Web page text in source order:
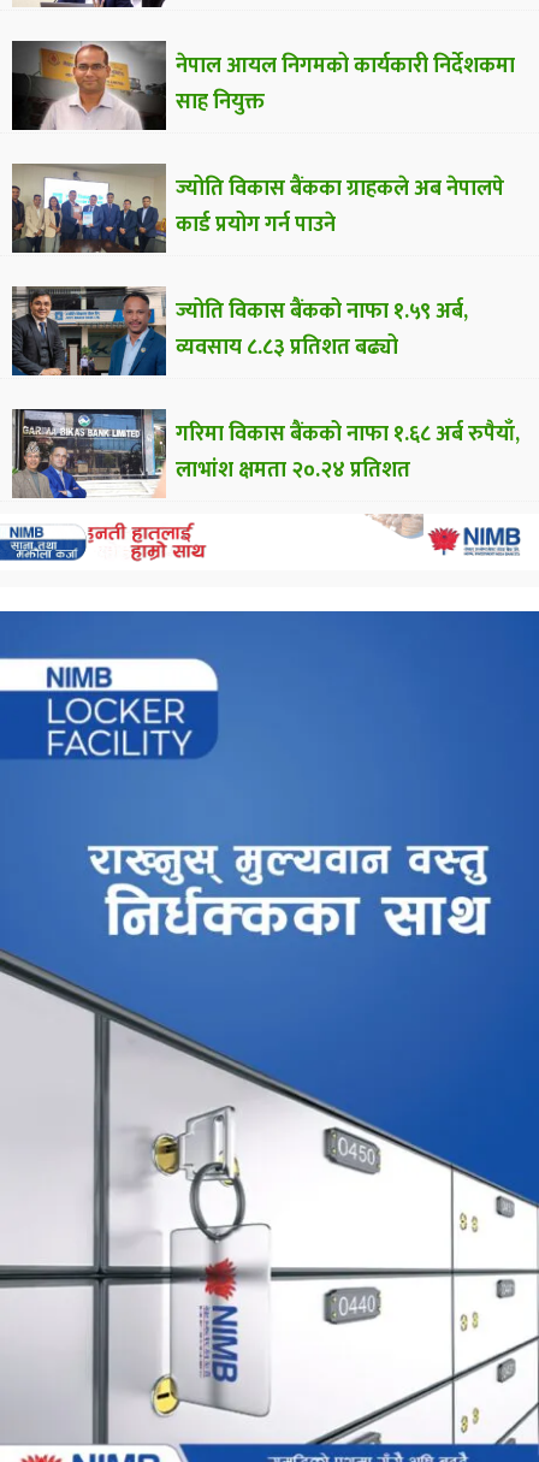
नेपाल आयल निगमको कार्यकारी निर्देशकमा
साह नियुक्त
ज्योति विकास बैंकका ग्राहकले अब नेपालपे
कार्ड प्रयोग गर्न पाउने
ज्योति विकास बैंकको नाफा १.५९ अर्ब,
व्यवसाय ८.८३ प्रतिशत बढ्यो
गरिमा विकास बैंकको नाफा १.६८ अर्ब रुपैयाँ,
लाभांश क्षमता २०.२४ प्रतिशत